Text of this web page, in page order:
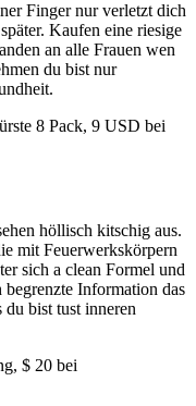
Finger nur verletzt dich
Kaufen eine riesige
an alle Frauen wen
du bist nur
8 Pack, 9 USD bei
höllisch kitschig aus.
mit Feuerwerkskörpern
sich a clean Formel und
Information das
bist tust inneren
$ 20 bei